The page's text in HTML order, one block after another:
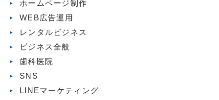
ホームページ制作
WEB広告運用
レンタルビジネス
ビジネス全般
歯科医院
SNS
LINEマーケティング